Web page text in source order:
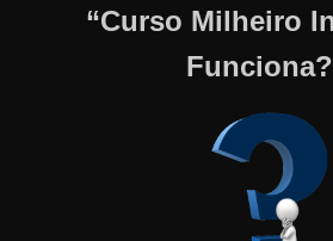
“Curso Milheiro